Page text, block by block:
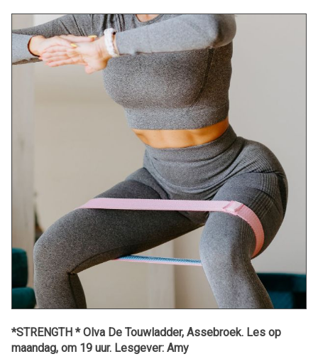
*STRENGTH * Olva De Touwladder, Assebroek. Les op
maandag, om 19 uur. Lesgever: Amy